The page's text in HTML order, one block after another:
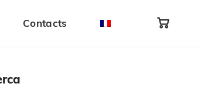
Contacts